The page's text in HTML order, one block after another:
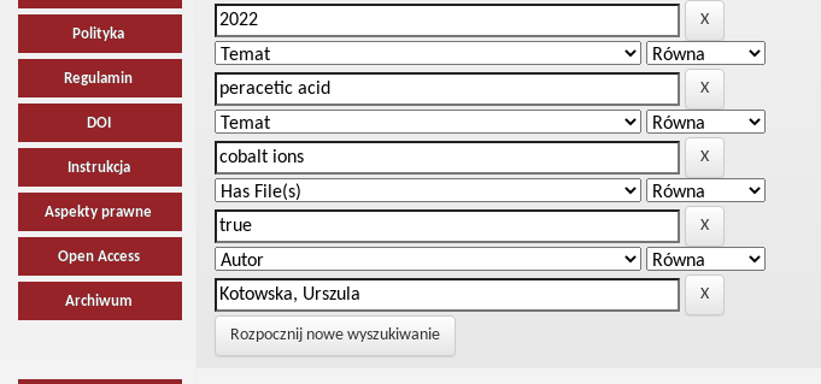
Polityka
Regulamin
DOI
Instrukcja
Aspekty prawne
Open Access
Archiwum
Rozpocznij nowe wyszukiwanie